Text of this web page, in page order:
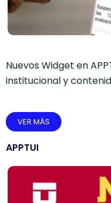
Nuevos Widget en
institucional y
VER MÁS
APPTUI